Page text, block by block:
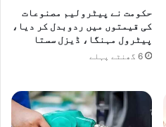
حکومت نے پیٹرولیم مصنوعات
کی قیمتوں میں ردوبدل کر دیا،
پیٹرول مہنگا، ڈیزل سستا
6 گھنٹے پہلے